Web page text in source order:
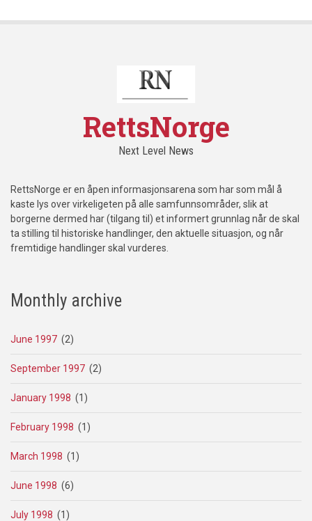
RettsNorge
Next Level News
RettsNorge er en åpen informasjonsarena som har som mål å
kaste lys over virkeligeten på alle samfunnsområder, slik at
borgerne dermed har (tilgang til) et informert grunnlag når de skal
ta stilling til historiske handlinger, den aktuelle situasjon, og når
fremtidige handlinger skal vurderes.
Monthly archive
June 1997 (2)
September 1997 (2)
January 1998 (1)
February 1998 (1)
March 1998 (1)
June 1998 (6)
July 1998 (1)